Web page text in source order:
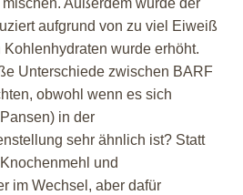
Außerdem wurde der
aufgrund von zu viel Eiweiß
Kohlenhydraten wurde erhöht.
Unterschiede zwischen BARF
obwohl wenn es sich
in der
sehr ähnlich ist? Statt
und
im Wechsel, aber dafür